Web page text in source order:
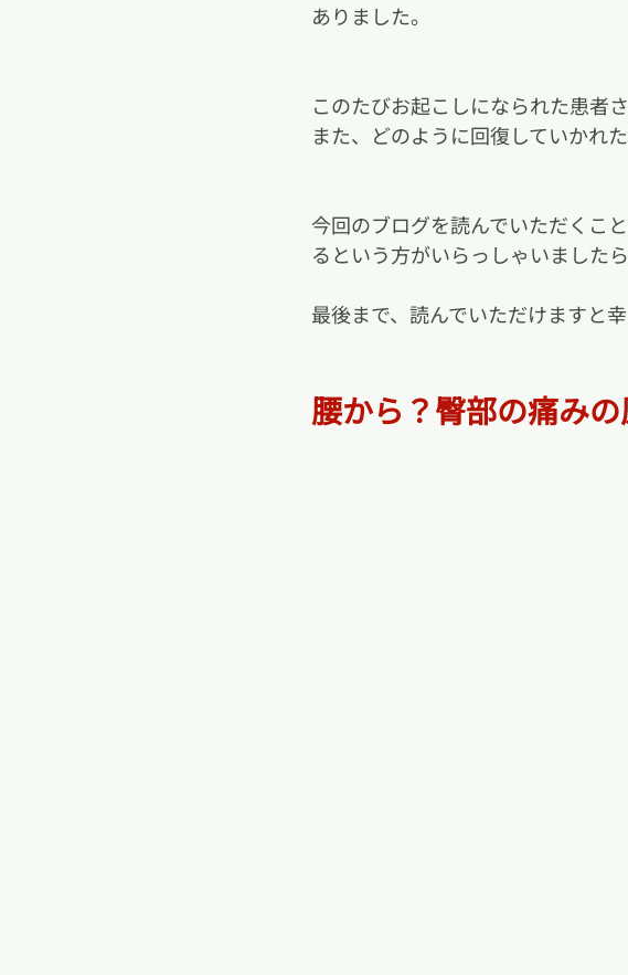
ありました。
このたびお起こしになられた患者
また、どのように回復していかれ
今回のブログを読んでいただくこ
るという方がいらっしゃいました
最後まで、読んでいただけますと幸
腰から？臀部の痛みの